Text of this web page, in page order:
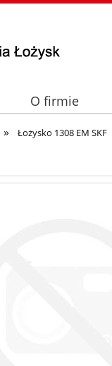
O firmie
» Łożysko 1308 EM SKF